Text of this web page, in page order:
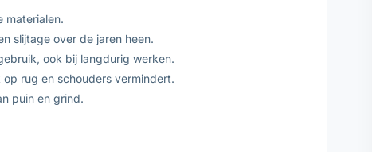
materialen.
slijtage over de jaren heen.
ook bij langdurig werken.
rug en schouders vermindert.
puin en grind.